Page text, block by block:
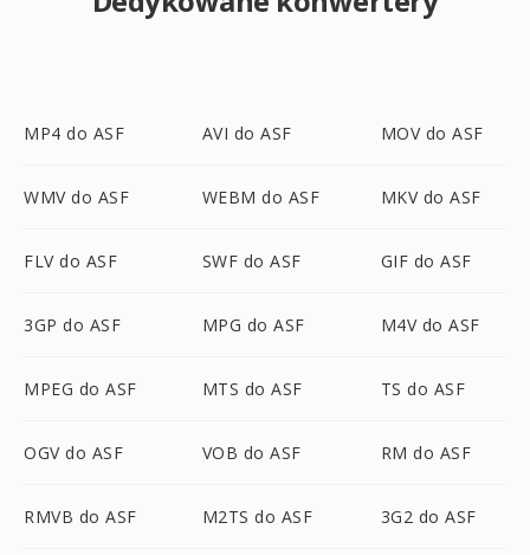
MP4 do ASF AVI do ASF MOV do ASF
WMV do ASF WEBM do ASF MKV do ASF
FLV do ASF SWF do ASF GIF do ASF
3GP do ASF MPG do ASF M4V do ASF
MPEG do ASF MTS do ASF TS do ASF
OGV do ASF VOB do ASF RM do ASF
RMVB do ASF M2TS do ASF 3G2 do ASF